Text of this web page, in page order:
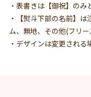
・表書きは【御祝】のみ
・【熨斗下部の名前】
ム、無地、その他(フリ
・デザインは変更される